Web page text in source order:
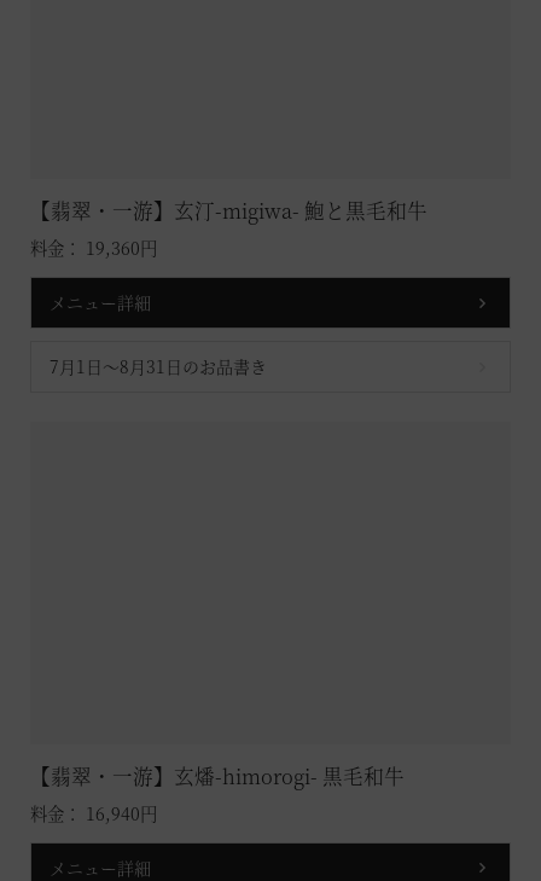
【翡翠・一游】玄汀-migiwa- 鮑と黒毛和牛
料金： 19,360円
メニュー詳細
7月1日～8月31日のお品書き
【翡翠・一游】玄燔-himorogi- 黒毛和牛
料金： 16,940円
メニュー詳細